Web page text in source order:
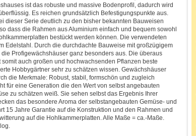
ist das robuste und massive Bodenprofil, dadurch wird
Es reichen grundsätzlich Befestigungspunkte aus.
dieser Serie deutlich zu den bisher bekannten Bauweisen
dass die Rahmen aus Aluminium einfach und bequem sowohl
bestückt werden können. Die verwendeten
Edelstahl. Durch die durchdachte Bauweise mit großzügigem
Profigewächshäuser ganz besonders aus. Die überaus
auch großen und hochwachsenden Pflanzen beste
Hobbygärtner sehr zu schätzen wissen. Gewächshäuser
die Merkmale: Robust, stabil, formschön und zugleich
für eine Generation die den Wert von selbst angebauten
zu schätzen weiß. Sie sehen selbst das Ergebnis Ihrer
das besondere Aroma der selbstangebauten Gemüse- und
15 Jahre Garantie auf die Konstruktion und den Rahmen und
auf die Hohlkammerplatten. Alle Maße = ca.-Maße.